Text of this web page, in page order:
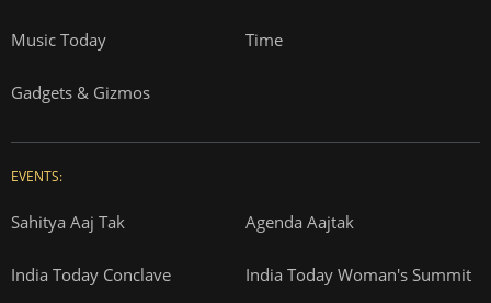
Music Today Time
Gadgets & Gizmos
EVENTS:
Sahitya Aaj Tak Agenda Aajtak
India Today Conclave India Today Woman's Summit